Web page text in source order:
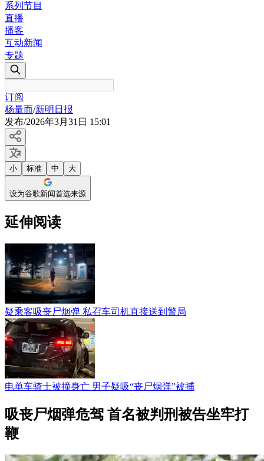
系列节目
直播
播客
互动新闻
专题
订阅
杨量而/新明日报
发布/2026年3月31日 15:01
小 标准 中 大
设为谷歌新闻首选来源
延伸阅读
疑乘客吸丧尸烟弹 私召车司机直接送到警局
电单车骑士被撞身亡 男子疑吸“丧尸烟弹”被捕
吸丧尸烟弹危驾 首名被判刑被告坐牢打
鞭